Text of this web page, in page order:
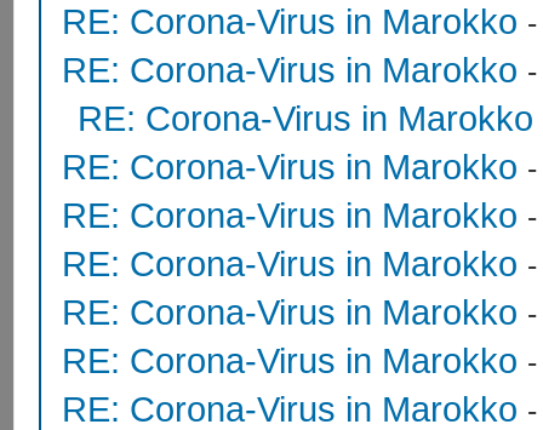
RE: Corona-Virus in Marokko
RE: Corona-Virus in Marokko
RE: Corona-Virus in Marokko
RE: Corona-Virus in Marokko
RE: Corona-Virus in Marokko
RE: Corona-Virus in Marokko
RE: Corona-Virus in Marokko
RE: Corona-Virus in Marokko
RE: Corona-Virus in Marokko